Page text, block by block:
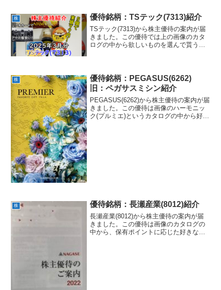
株 優待銘柄：TSテック(7313)紹介
TSテック(7313)から株主優待の案内が届
きました。この優待では上の画像のカタ
ログの中から欲しいものを選んで貰うこ
ト」と「彩果...
株
優待銘柄：PEGASUS(6262)
旧：ペガサスミシン紹介
PEGASUS(6262)から株主優待の案内が届
きました。この優待は画像のハーモニッ
ク(プルミエ)というカタログの中から好き
株 優待銘柄：長瀬産業(8012)紹介
長瀬産業(8012)から株主優待の案内が届
きました。この優待は画像のカタログの
中から、保有ポイントに応じた好きな商